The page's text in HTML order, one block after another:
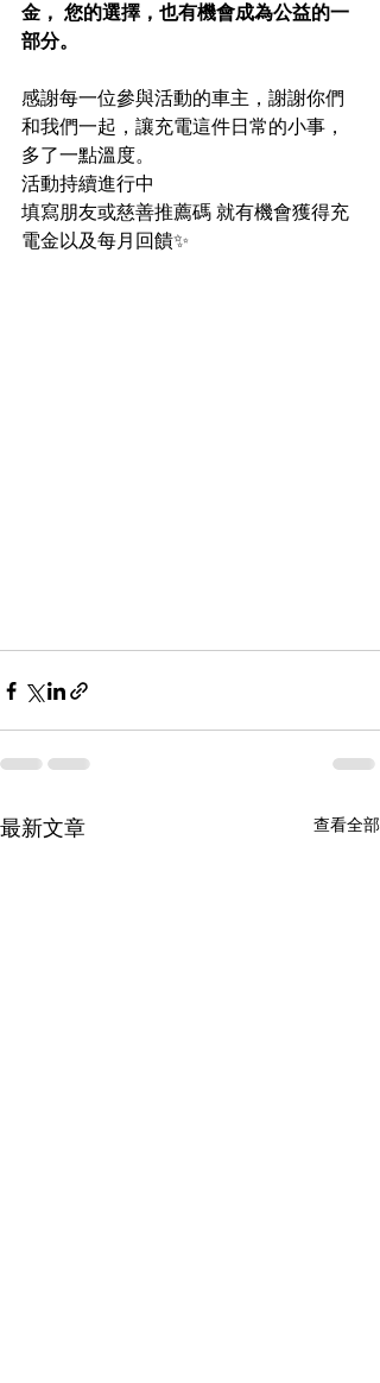
金， 您的選擇，也有機會成為公益的一
部分。
感謝每一位參與活動的車主，謝謝你們
和我們一起，讓充電這件日常的小事，
多了一點溫度。
活動持續進行中
填寫朋友或慈善推薦碼 就有機會獲得充
電金以及每月回饋✨
最新文章 查看全部